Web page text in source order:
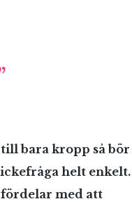
bara kropp så bör
helt enkelt.
med att